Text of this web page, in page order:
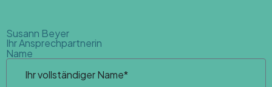
Susann Beyer
Ihr Ansprechpartnerin
Name